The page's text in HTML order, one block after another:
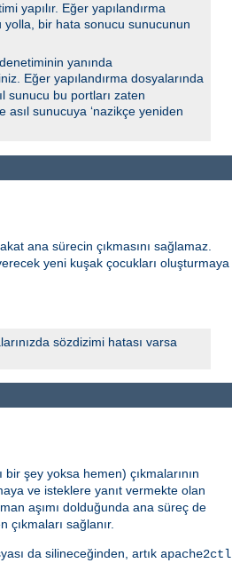
yapılır. Eğer yapılandırma
yolla, bir hata sonucu sunucunun
yanında
Eğer yapılandırma dosyalarında
sunucu bu portları zaten
asıl sunucuya ‘nazikçe yeniden
ana sürecin çıkmasını sağlamaz.
yeni kuşak çocukları oluşturmaya
sözdizimi hatası varsa
şey yoksa hemen) çıkmalarının
ve isteklere yanıt vermekte olan
aşımı dolduğunda ana süreç de
sağlanır.
da silineceğinden, artık apache2ctl